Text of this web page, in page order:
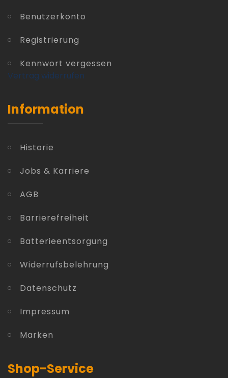
Benutzerkonto
Registrierung
Kennwort vergessen
Vertrag widerrufen
Information
Historie
Jobs & Karriere
AGB
Barrierefreiheit
Batterieentsorgung
Widerrufsbelehrung
Datenschutz
Impressum
Marken
Shop-Service